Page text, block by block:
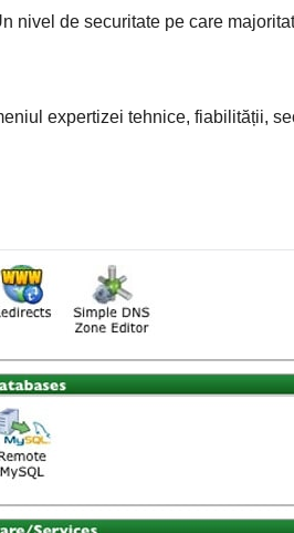
nivel de securitate pe care
expertizei tehnice, fiabilității,